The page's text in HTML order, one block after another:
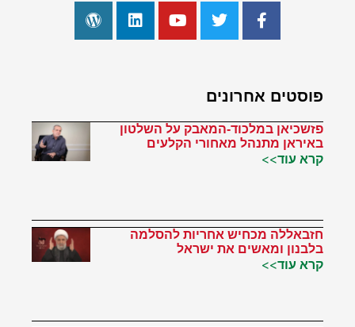
פוסטים אחרונים
פזשכיאן במלכוד-המאבק על השלטון
באיראן מתנהל מאחורי הקלעים
קרא עוד>>
חזבאללה מכחיש אחריות להסלמה
בלבנון ומאשים את ישראל
קרא עוד>>